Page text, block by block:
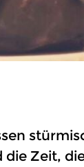
Zeit,